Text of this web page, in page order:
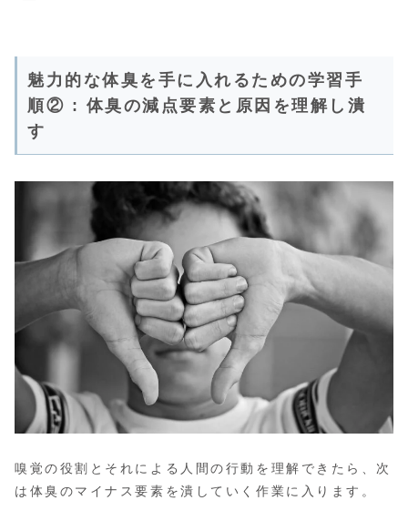
魅力的な体臭を手に入れるための学習手
順② : 体臭の減点要素と原因を理解し潰
す
嗅覚の役割とそれによる人間の行動を理解できたら、次
は体臭のマイナス要素を潰していく作業に入ります。